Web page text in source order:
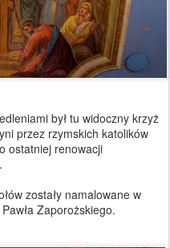
był tu widoczny krzyż
przez rzymskich katolików
ostatniej renowacji
zostały namalowane w
Zaporożskiego.